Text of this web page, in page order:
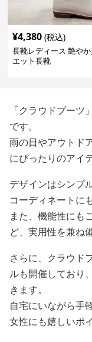
¥4,380 (税込)
長靴レディース 艶や
エット長靴
「クラウドブーツ
です。
雨の日やアウトド
にぴったりのアイ
デザインはシンプ
コーディネートに
また、機能性にも
ど、実用性を兼ね
さらに、クラウド
ルも開催しており
きます。
自宅にいながら手
女性にも嬉しいポ